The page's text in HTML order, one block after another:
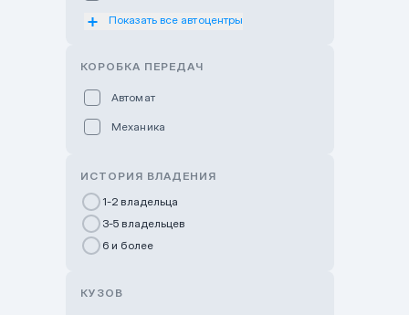
Mycar Uralsk
GWM Nurly Zhol
Chery Astana
Показать все автоцентры
КОРОБКА ПЕРЕДАЧ
Автомат
Механика
ИСТОРИЯ ВЛАДЕНИЯ
1-2 владельца
3-5 владельцев
6 и более
КУЗОВ